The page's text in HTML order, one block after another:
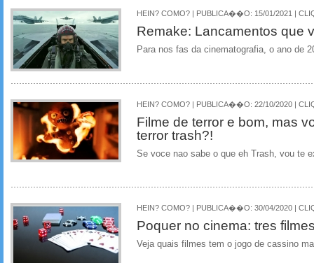
HEIN? COMO? | PUBLICA��O: 15/01/2021 |
Remake: Lancamentos que
Para nos fas da cinematografia, o ano de
HEIN? COMO? | PUBLICA��O: 22/10/2020 |
Filme de terror e bom, mas
terror trash?!
Se voce nao sabe o que eh Trash, vou te
HEIN? COMO? | PUBLICA��O: 30/04/2020 |
Poquer no cinema: tres
Veja quais filmes tem o jogo de cassino